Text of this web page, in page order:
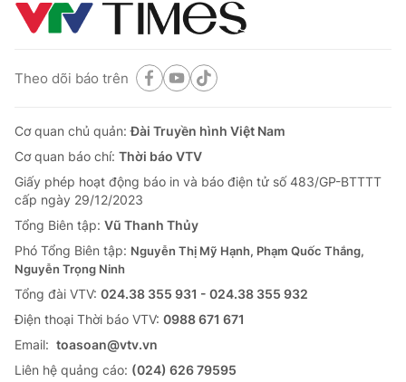
Theo dõi báo trên
Cơ quan chủ quản:Đài Truyền hình Việt Nam
Cơ quan báo chí: Thời báo VTV
Giấy phép hoạt động báo in và báo điện tử số 483/GP-BTTTT
cấp ngày 29/12/2023
Tổng Biên tập: Vũ Thanh Thủy
Phó Tổng Biên tập: Nguyễn Thị Mỹ Hạnh, Phạm Quốc Thắng,
Nguyễn Trọng Ninh
Tổng đài VTV: 024.38 355 931 - 024.38 355 932
Ðiện thoại Thời báo VTV: 0988 671 671
Email: toasoan@vtv.vn
Liên hệ quảng cáo: (024) 626 79595